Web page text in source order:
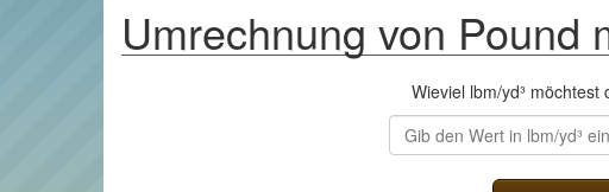
Umrechnung von Pound
Wieviel lbm/yd³ möchtest